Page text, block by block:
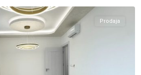
Prodaja